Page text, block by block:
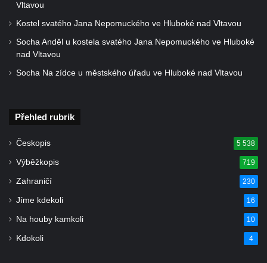
Vltavou
Kostel svatého Jana Nepomuckého ve Hluboké nad Vltavou
Socha Anděl u kostela svatého Jana Nepomuckého ve Hluboké
nad Vltavou
Socha Na zídce u městského úřadu ve Hluboké nad Vltavou
Přehled rubrik
Českopis 5 538
Výběžkopis 719
Zahraničí 230
Jíme kdekoli 16
Na houby kamkoli 10
Kdokoli 4